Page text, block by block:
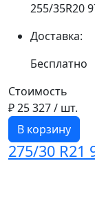
255/35R20
Доставка:
Бесплатно
Стоимость
₽ 25 327/ шт.
В корзину
275/30 R21